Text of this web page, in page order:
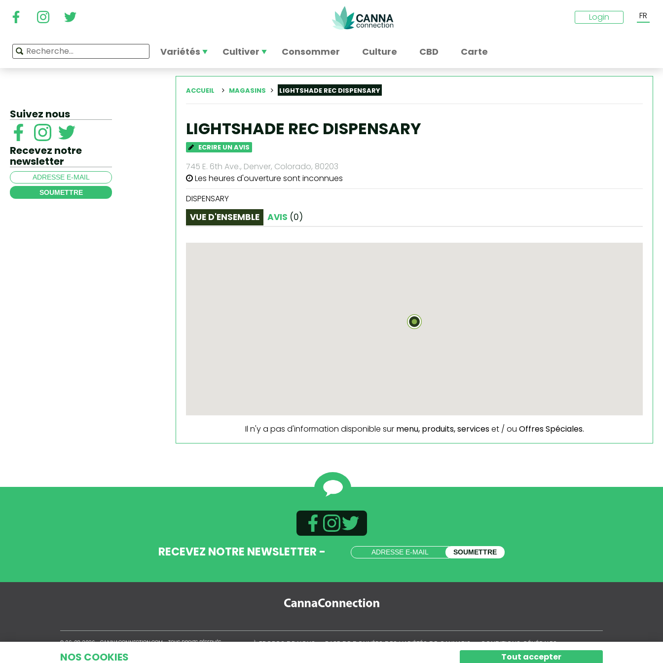
Login FR
Variétés Cultiver Consommer Culture CBD Carte
Suivez nous
Recevez notre
newsletter
SOUMETTRE
ACCUEIL MAGASINS LIGHTSHADE REC DISPENSARY
LIGHTSHADE REC DISPENSARY
ECRIRE UN AVIS
745 E. 6th Ave., Denver, Colorado, 80203
Les heures d'ouverture sont inconnues
DISPENSARY
VUE D'ENSEMBLE AVIS (0)
Il n'y a pas d'information disponible sur menu, produits,serviceset / ou Offres Spéciales.
RECEVEZ NOTRE NEWSLETTER - SOUMETTRE
© 06-08-2026 -CANNACONNECTION.COM- TOUS DROITS RÉSERVÉS.
À PROPOS DE NOUS
BASE DE DONNÉES DES VARIÉTÉS DE CANNABIS
CONDITIONS GÉNÉRALES
POLITIQUE DE CONFIDENTIALITÉ
NOS COOKIES Tout accepter